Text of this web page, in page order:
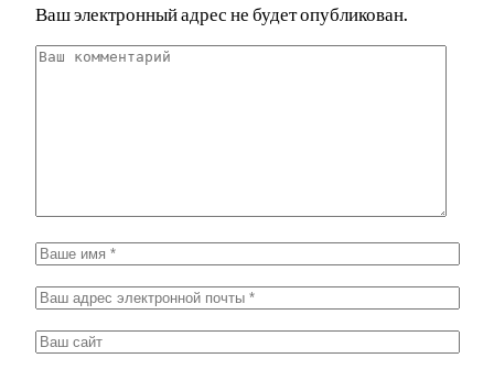
Ваш электронный адрес не будет опубликован.